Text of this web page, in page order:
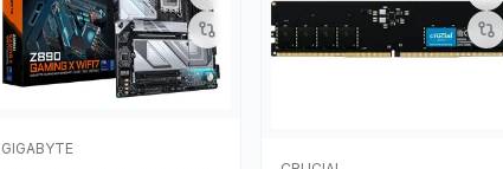
GIGABYTE